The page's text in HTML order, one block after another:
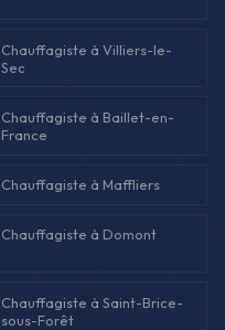
Chauffagiste à Villiers-le-
Sec
Chauffagiste à Baillet-en-
France
Chauffagiste à Maffliers
Chauffagiste à Domont
Chauffagiste à Saint-Brice-
sous-Forêt